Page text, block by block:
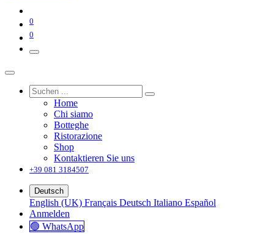
0
0
Home
Chi siamo
Botteghe
Ristorazione
Shop
Kontaktieren Sie uns
+39 081 3184507
Deutsch
English (UK) Français Deutsch Italiano Español
Anmelden
🟢 WhatsApp